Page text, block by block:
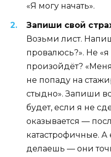
«Я могу начать».
Запиши свой
Возьми лист.
провалюсь?». Не
произойдёт?
не попаду на
стыдно». Запиши
будет, если я не
оказывается —
катастрофичные. А
делаешь — они